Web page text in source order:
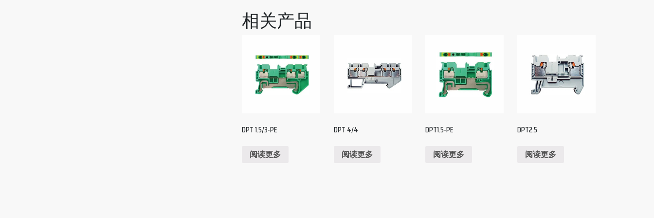
相关产品
DPT 1.5/3-PE
阅读更多
DPT 4/4
阅读更多
DPT1.5-PE
阅读更多
DPT2.5
阅读更多